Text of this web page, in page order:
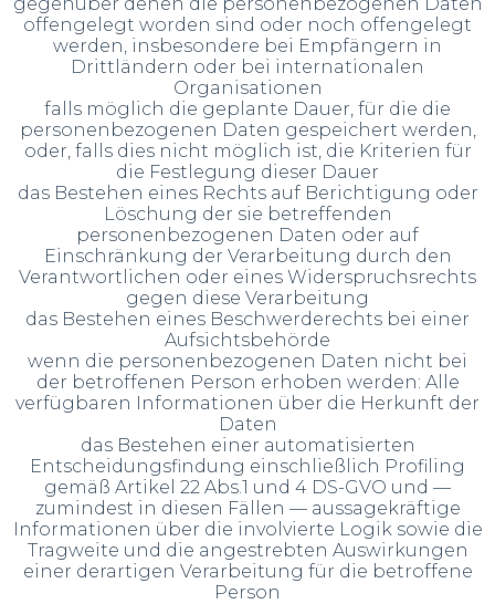
offengelegt worden sind oder noch offengelegt
werden, insbesondere bei Empfängern in
Drittländern oder bei internationalen
Organisationen
falls möglich die geplante Dauer, für die die
personenbezogenen Daten gespeichert werden,
oder, falls dies nicht möglich ist, die Kriterien für
die Festlegung dieser Dauer
das Bestehen eines Rechts auf Berichtigung oder
Löschung der sie betreffenden
personenbezogenen Daten oder auf
Einschränkung der Verarbeitung durch den
Verantwortlichen oder eines Widerspruchsrechts
gegen diese Verarbeitung
das Bestehen eines Beschwerderechts bei einer
Aufsichtsbehörde
wenn die personenbezogenen Daten nicht bei
der betroffenen Person erhoben werden: Alle
verfügbaren Informationen über die Herkunft der
Daten
das Bestehen einer automatisierten
Entscheidungsfindung einschließlich Profiling
gemäß Artikel 22 Abs.1 und 4 DS-GVO und —
zumindest in diesen Fällen — aussagekräftige
Informationen über die involvierte Logik sowie die
Tragweite und die angestrebten Auswirkungen
einer derartigen Verarbeitung für die betroffene
Person